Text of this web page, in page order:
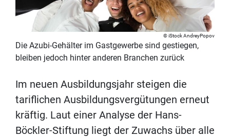
iStock AndreyPopov
Die Azubi-Gehälter im Gastgewerbe sind gestiegen,
bleiben jedoch hinter anderen Branchen zurück
Im neuen Ausbildungsjahr steigen die
tariflichen Ausbildungsvergütungen erneut
kräftig. Laut einer Analyse der Hans-
Böckler-Stiftung liegt der Zuwachs über alle